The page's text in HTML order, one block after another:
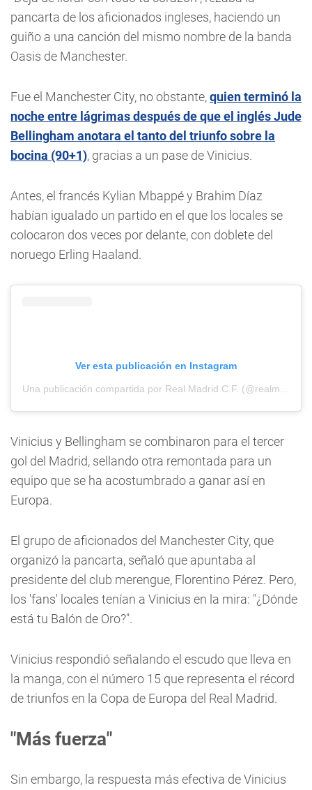
pancarta de los aficionados ingleses, haciendo un
guiño a una canción del mismo nombre de la banda
Oasis de Manchester.
Fue el Manchester City, no obstante,quien terminó la
noche entre lágrimas después de que el inglés Jude
Bellingham anotara el tanto del triunfo sobre la
bocina (90+1), gracias a un pase de Vinicius.
Antes, el francés Kylian Mbappé y Brahim Díaz
habían igualado un partido en el que los locales se
colocaron dos veces por delante, con doblete del
noruego Erling Haaland.
Ver esta publicación en Instagram
Vinicius y Bellingham se combinaron para el tercer
gol del Madrid, sellando otra remontada para un
equipo que se ha acostumbrado a ganar así en
Europa.
El grupo de aficionados del Manchester City, que
organizó la pancarta, señaló que apuntaba al
presidente del club merengue, Florentino Pérez. Pero,
los 'fans' locales tenían a Vinicius en la mira: "¿Dónde
está tu Balón de Oro?".
Vinicius respondió señalando el escudo que lleva en
la manga, con el número 15 que representa el récord
de triunfos en la Copa de Europa del Real Madrid.
"Más fuerza"
Sin embargo, la respuesta más efectiva de Vinicius